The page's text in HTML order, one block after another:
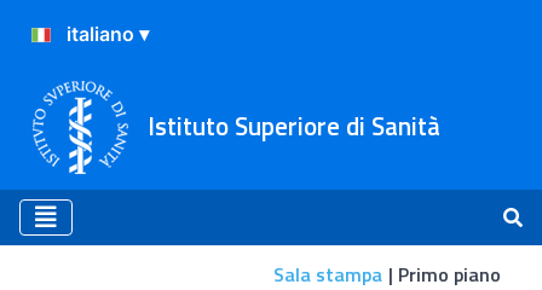
Istituto Superiore di Sanità
Sala stampa Primo piano